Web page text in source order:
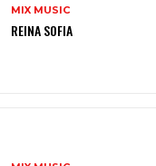
MIX MUSIC
REINA SOFIA